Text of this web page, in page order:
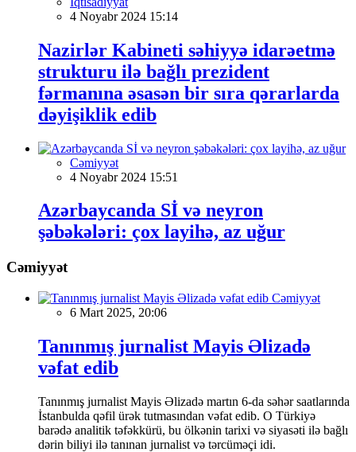
4 Noyabr 2024 15:14
Nazirlər Kabineti səhiyyə idarəetmə
strukturu ilə bağlı prezident
fərmanına əsasən bir sıra qərarlarda
dəyişiklik edib
Cəmiyyət
4 Noyabr 2024 15:51
Azərbaycanda Sİ və neyron
şəbəkələri: çox layihə, az uğur
Cəmiyyət
Cəmiyyət
6 Mart 2025, 20:06
Tanınmış jurnalist Mayis Əlizadə
vəfat edib
Tanınmış jurnalist Mayis Əlizadə martın 6-da səhər saatlarında
İstanbulda qəfil ürək tutmasından vəfat edib. O Türkiyə
barədə analitik təfəkkürü, bu ölkənin tarixi və siyasəti ilə bağlı
dərin biliyi ilə tanınan jurnalist və tərcüməçi idi.